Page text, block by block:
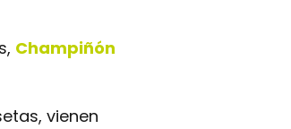
Champiñón
vienen